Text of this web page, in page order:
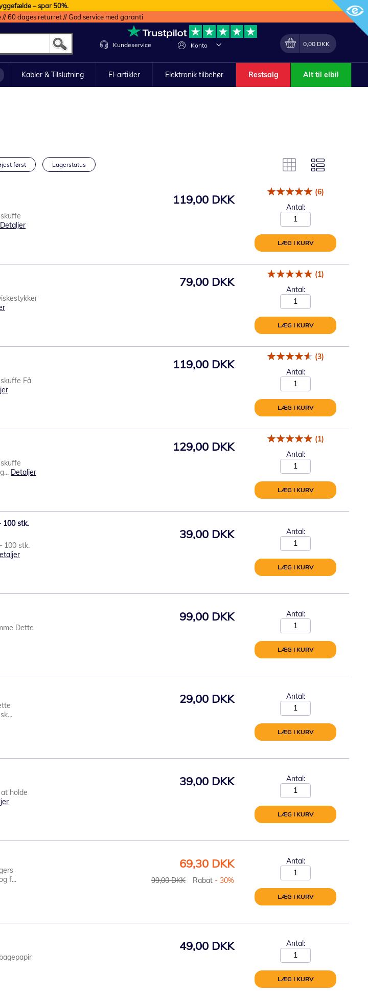
– spar 50%.
60 dages returret // God service med garanti
Konto
Lave
Min indkøbskurv
0,00 DKK
Kundeservice
Kabler & Tilslutning El-artikler Elektronik tilbehør Restsalg Alt til elbil
først Lagerstatus
Detaljer
119,00 DKK
(6)
Antal:
LÆG I KURV
79,00 DKK
(1)
Antal:
LÆG I KURV
Få
119,00 DKK
(3)
Antal:
LÆG I KURV
Detaljer
129,00 DKK
(1)
Antal:
LÆG I KURV
100 stk.
100 stk.
39,00 DKK Antal:
LÆG I KURV
Dette
99,00 DKK Antal:
LÆG I KURV
29,00 DKK Antal:
LÆG I KURV
holde
39,00 DKK Antal:
LÆG I KURV
f...
99,00 DKK Rabat - 30%
Tilbudspris
69,30 DKK Antal:
LÆG I KURV
49,00 DKK Antal:
LÆG I KURV